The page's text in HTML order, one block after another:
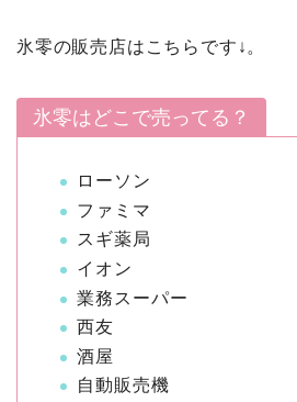
氷零の販売店はこちらです↓。
氷零はどこで売ってる？
ローソン
ファミマ
スギ薬局
イオン
業務スーパー
西友
酒屋
自動販売機